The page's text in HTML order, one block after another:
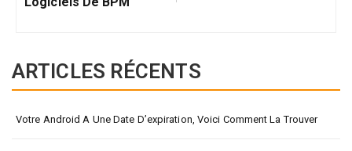
ARTICLES RÉCENTS
Votre Android A Une Date D’expiration, Voici Comment La Trouver